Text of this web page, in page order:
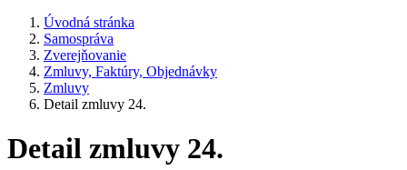
Úvodná stránka
Samospráva
Zverejňovanie
Zmluvy, Faktúry, Objednávky
Zmluvy
Detail zmluvy 24.
Detail zmluvy 24.